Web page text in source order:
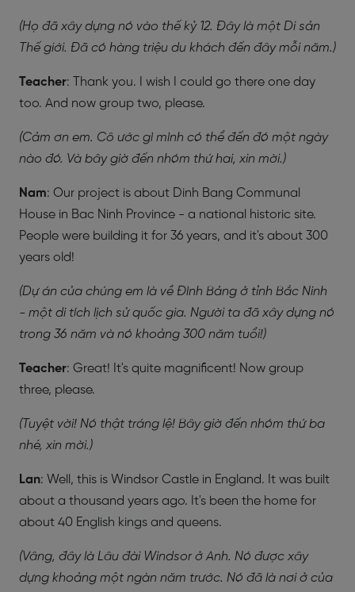
(Họ đã xây dựng nó vào thế kỷ 12. Đây là một Di sản
Thế giới. Đã có hàng triệu du khách đến đây mỗi năm.)
Teacher: Thank you. I wish I could go there one day
too. And now group two, please.
(Cảm ơn em. Cô ước gì mình có thể đến đó một ngày
nào đó. Và bây giờ đến nhóm thứ hai, xin mời.)
Nam: Our project is about Dinh Bang Communal
House in Bac Ninh Province - a national historic site.
People were building it for 36 years, and it's about 300
years old!
(Dự án của chúng em là về Đình Bảng ở tỉnh Bắc Ninh
- một di tích lịch sử quốc gia. Người ta đã xây dựng nó
trong 36 năm và nó khoảng 300 năm tuổi!)
Teacher: Great! It's quite magnificent! Now group
three, please.
(Tuyệt vời! Nó thật tráng lệ! Bây giờ đến nhóm thứ ba
nhé, xin mời.)
Lan: Well, this is Windsor Castle in England. It was built
about a thousand years ago. It's been the home for
about 40 English kings and queens.
(Vâng, đây là Lâu đài Windsor ở Anh. Nó được xây
dựng khoảng một ngàn năm trước. Nó đã là nơi ở của